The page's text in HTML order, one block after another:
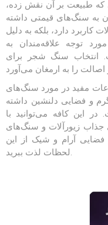
طبیعت بر آن نقش زده،
به سنگ‌های قیمتی داشته
کاربرد دارد، بلکه به دلیل
توجه علاقه‌مندان به
انتخاب سنگ شجر برای
مفید در مورد سنگ‌های
و فضایی دلنشین داشته
در این کافه می‌توانید با
جذاب زیورآلات و سنگ‌های
آرام و شیک از این
لحظات لذت ببرید.